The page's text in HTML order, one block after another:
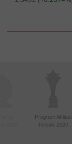
Program Afiliasi
Terbaik 2020